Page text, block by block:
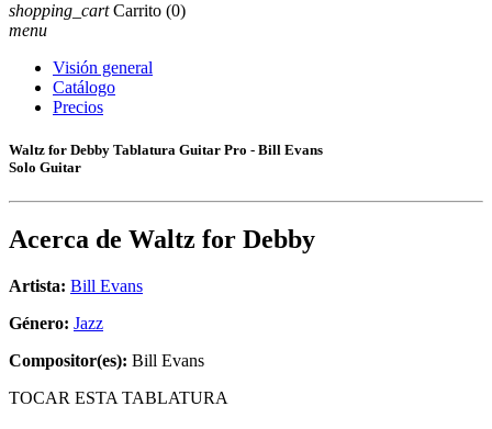
shopping_cart Carrito (0)
menu
Visión general
Catálogo
Precios
Waltz for Debby Tablatura Guitar Pro - Bill Evans
Solo Guitar
Acerca de Waltz for Debby
Artista: Bill Evans
Género: Jazz
Compositor(es): Bill Evans
TOCAR ESTA TABLATURA